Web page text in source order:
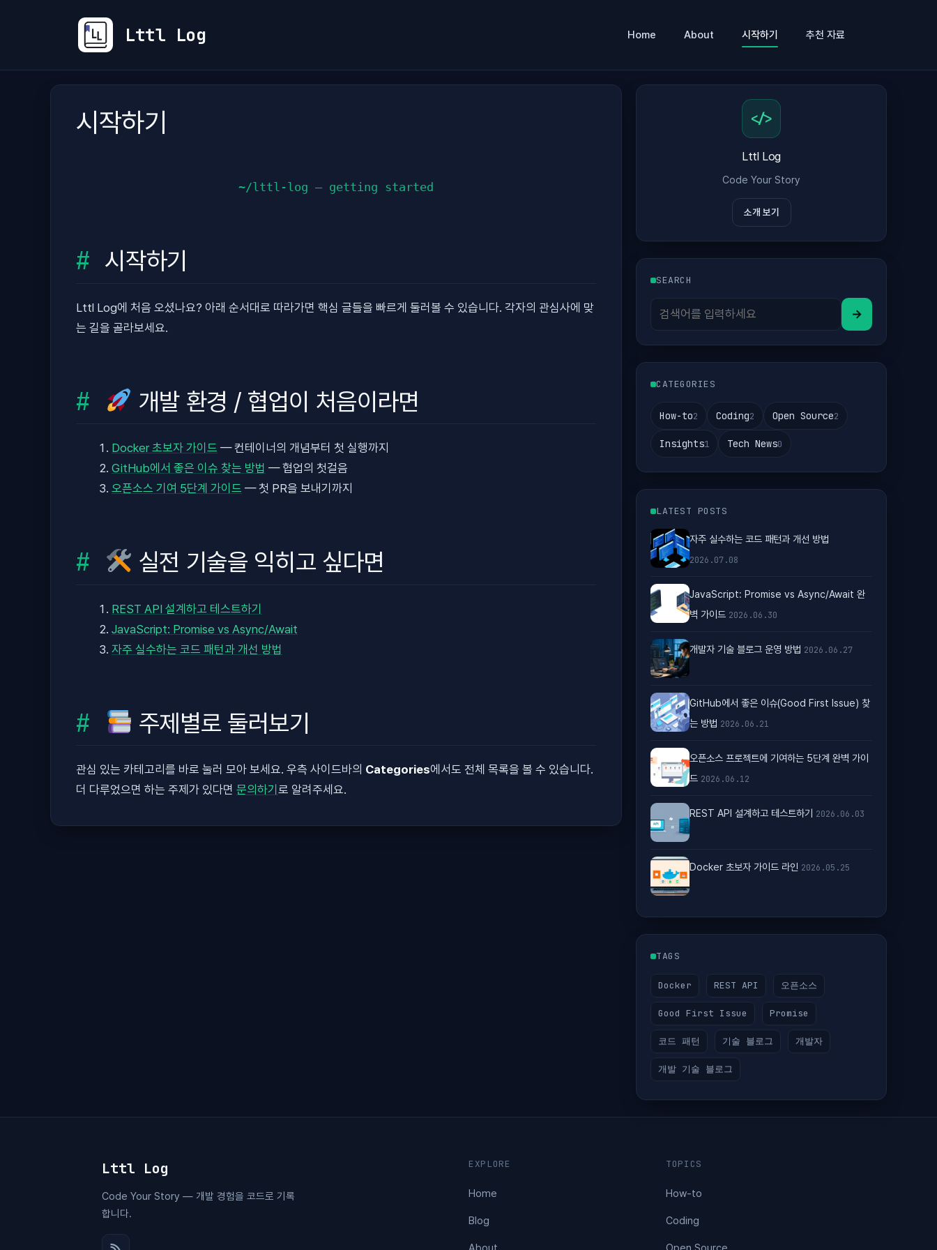
로
Lttl Log Home About 시작하기 추천 자료
시작하기
~/lttl-log — getting started
시작하기
Lttl Log에 처음 오셨나요? 아래 순서대로 따라가면 핵심 글들을 빠르게 둘러볼 수 있습니다. 각자의 관심사에 맞
는 길을 골라보세요.
개발 환경 / 협업이 처음이라면
Docker 초보자 가이드 — 컨테이너의 개념부터 첫 실행까지
GitHub에서 좋은 이슈 찾는 방법 — 협업의 첫걸음
오픈소스 기여 5단계 가이드 — 첫 PR을 보내기까지
실전 기술을 익히고 싶다면
REST API 설계하고 테스트하기
JavaScript: Promise vs Async/Await
자주 실수하는 코드 패턴과 개선 방법
주제별로 둘러보기
관심 있는 카테고리를 바로 눌러 모아 보세요. 우측 사이드바의 Categories에서도 전체 목록을 볼 수 있습니다.
더 다루었으면 하는 주제가 있다면 문의하기 로 알려주세요.
</>
Lttl Log
Code Your Story
소개 보기
SEARCH
→
CATEGORIES
How-to2 Coding2 Open Source2
Insights1 Tech News0
LATEST POSTS
자주 실수하는 코드 패턴과 개선 방법
2026.07.08
JavaScript: Promise vs Async/Await 완
벽 가이드 2026.06.30
개발자 기술 블로그 운영 방법 2026.06.27
GitHub에서 좋은 이슈(Good First Issue) 찾
는 방법 2026.06.21
오픈소스 프로젝트에 기여하는 5단계 완벽 가이
드 2026.06.12
REST API 설계하고 테스트하기 2026.06.03
Docker 초보자 가이드 라인 2026.05.25
TAGS
Docker REST API 오픈소스
Good First Issue Promise
코드 패턴 기술 블로그 개발자
개발 기술 블로그
Lttl Log
Code Your Story — 개발 경험을 코드로 기록
합니다.
EXPLORE
Home
Blog
TOPICS
How-to
Coding